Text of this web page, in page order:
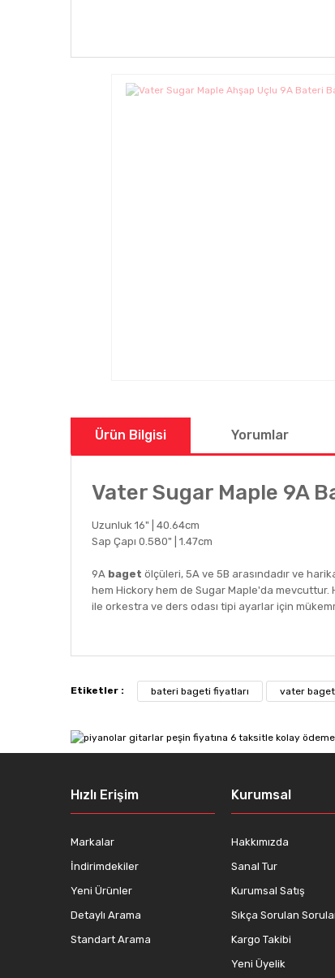
Ürün Bilgisi Yorumlar
Vater Sugar Maple 9A
Uzunluk 16" | 40.64cm
Sap Çapı 0.580" | 1.47cm
9A baget ölçüleri, 5A ve 5B arasındadır ve
hem Hickory hem de Sugar Maple'da
ile orkestra ve ders odası tipi ayarlar için
Görüş ve önerileriniz için teşekkür ederiz.
Ürün resmi kalitesiz, bozuk veya
Ürün bilgilerinde hatalar bulunuyor.
Bu ürüne benzer farklı alternatifler olmalı.
Etiketler : bateri bageti fiyatları vater baget
Hızlı Erişim
Markalar
İndirimdekiler
Yeni Ürünler
Detaylı Arama
Standart Arama
Kurumsal
Hakkımızda
Sanal Tur
Kurumsal Satış
Sıkça Sorulan
Kargo Takibi
Yeni Üyelik